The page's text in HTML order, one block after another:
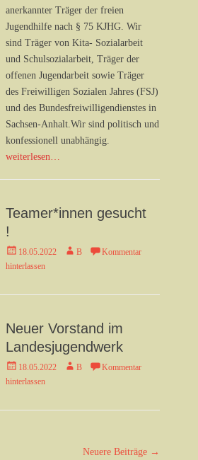
anerkannter Träger der freien
Jugendhilfe nach § 75 KJHG. Wir
sind Träger von Kita- Sozialarbeit
und Schulsozialarbeit, Träger der
offenen Jugendarbeit sowie Träger
des Freiwilligen Sozialen Jahres (FSJ)
und des Bundesfreiwilligendienstes in
Sachsen-Anhalt.Wir sind politisch und
konfessionell unabhängig.
weiterlesen…
Teamer*innen gesucht
!
Veröffentlicht
am
18.05.2022 Autor
B
Kommentar
hinterlassen
Neuer Vorstand im
Landesjugendwerk
Veröffentlicht
am
18.05.2022 Autor
B
Kommentar
hinterlassen
Neuere Beiträge →